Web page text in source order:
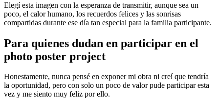
Elegí esta imagen con la esperanza de transmitir, aunque sea un
poco, el calor humano, los recuerdos felices y las sonrisas
compartidas durante ese día tan especial para la familia participante.
Para quienes dudan en participar en el
photo poster project
Honestamente, nunca pensé en exponer mi obra ni creí que tendría
la oportunidad, pero con solo un poco de valor pude participar esta
vez y me siento muy feliz por ello.